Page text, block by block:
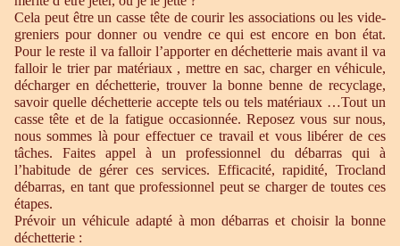
Cela peut être un casse tête de courir les associations ou les vide-
greniers pour donner ou vendre ce qui est encore en bon état.
Pour le reste il va falloir l’apporter en déchetterie mais avant il va
falloir le trier par matériaux , mettre en sac, charger en véhicule,
décharger en déchetterie, trouver la bonne benne de recyclage,
savoir quelle déchetterie accepte tels ou tels matériaux …Tout un
casse tête et de la fatigue occasionnée. Reposez vous sur nous,
nous sommes là pour effectuer ce travail et vous libérer de ces
tâches. Faites appel à un professionnel du débarras qui à
l’habitude de gérer ces services. Efficacité, rapidité, Trocland
débarras, en tant que professionnel peut se charger de toutes ces
étapes.
Prévoir un véhicule adapté à mon débarras et choisir la bonne
déchetterie :